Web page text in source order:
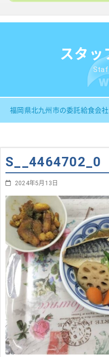
スタッ
福岡県北九州市の委託給食会
S__4464702_0
2024年5月13日